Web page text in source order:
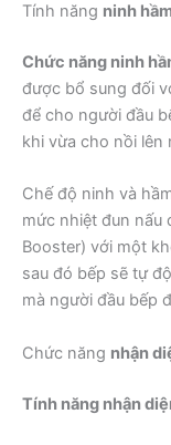
Tính năng ninh
Chức năng ninh
được bổ sung đối
để cho người đầu
khi vừa cho nồi lên
Chế độ ninh và
mức nhiệt đun nấu
Booster) với một
sau đó bếp sẽ tự
mà người đầu bếp
Chức năng nhận
Tính năng nhận